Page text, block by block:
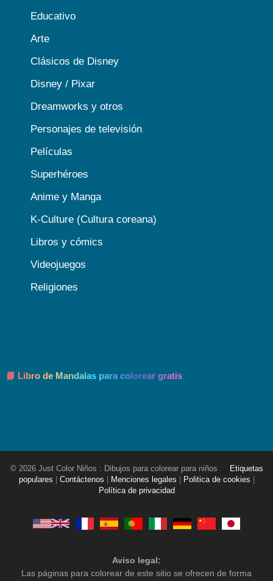
Educativo
Arte
Clásicos de Disney
Disney / Pixar
Dreamworks y otros
Personajes de televisión
Películas
Superhéroes
Anime y Manga
K-Culture (Cultura coreana)
Libros y cómics
Videojuegos
Religiones
📘 Libro de Mandalas para colorear gratis
© 2026 Just Color Niños : Dibujos para colorear para niños
Etiquetas
populares
Contáctenos Menciones legales Politica de cookies
Política de privacidad
Aviso legal:
Las páginas para colorear de este sitio se ofrecen de forma